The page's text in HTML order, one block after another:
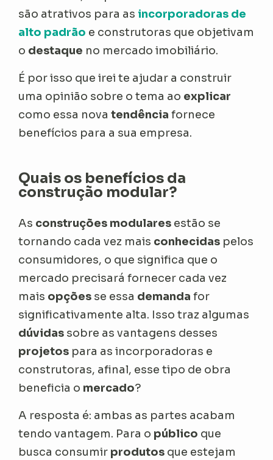
são atrativos para as incorporadoras de
alto padrão e construtoras que objetivam
o destaque no mercado imobiliário.
É por isso que irei te ajudar a construir
uma opinião sobre o tema ao explicar
como essa novatendência fornece
benefícios para a sua empresa.
Quais os benefícios da
construção modular?
As construções modulares estão se
tornando cada vez mais conhecidas pelos
consumidores, o que significa que o
mercado precisará fornecer cada vez
mais opções se essa demanda for
significativamente alta. Isso traz algumas
dúvidas sobre as vantagens desses
projetos para as incorporadoras e
construtoras, afinal, esse tipo de obra
beneficia o mercado?
A resposta é: ambas as partes acabam
tendo vantagem. Para o público que
busca consumir produtos que estejam